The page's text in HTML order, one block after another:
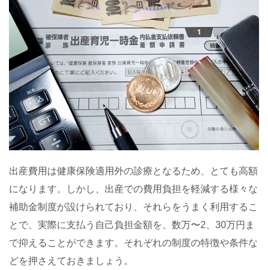
出産費用は健康保険適用外の診療となるため、とても高額
になります。しかし、出産での費用負担を軽減する様々な
補助金制度が設けられており、それらをうまく利用するこ
とで、実際に支払う自己負担金額を、数万〜2 30万円ま
で抑えることができます。それぞれの制度の特徴や条件な
どを押さえておきましょう。